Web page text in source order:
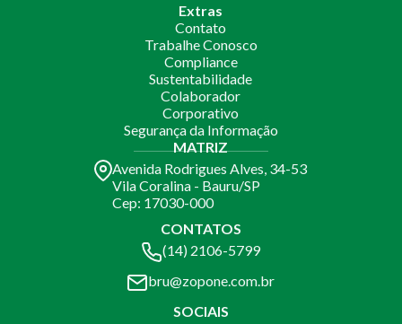
Extras
Contato
Trabalhe Conosco
Compliance
Sustentabilidade
Colaborador
Corporativo
Segurança da Informação
MATRIZ
Avenida Rodrigues Alves, 34-53
Vila Coralina - Bauru/SP
Cep: 17030-000
CONTATOS
(14) 2106-5799
bru@zopone.com.br
SOCIAIS